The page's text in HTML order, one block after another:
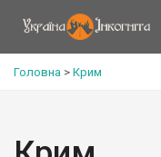
Головна > Крим